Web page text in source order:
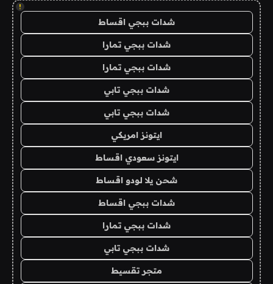
!
شدات ببجي اقساط
شدات ببجي تمارا
شدات ببجي تمارا
شدات ببجي تابي
شدات ببجي تابي
ايتونز امريكي
ايتونز سعودي اقساط
شحن يلا لودو اقساط
شدات ببجي اقساط
شدات ببجي تمارا
شدات ببجي تابي
متجر تقسيط